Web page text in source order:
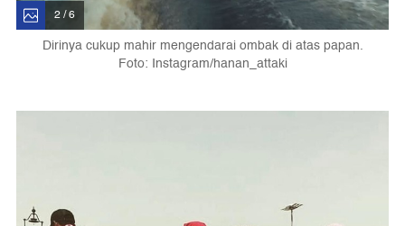
2 / 6
Dirinya cukup mahir mengendarai ombak di atas papan.
Foto: Instagram/hanan_attaki